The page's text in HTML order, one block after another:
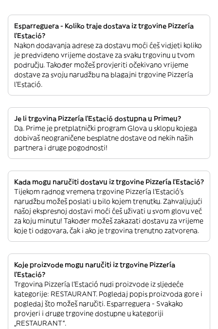
Esparreguera - Koliko traje dostava iz trgovine Pizzería
l’Estació?
Nakon dodavanja adrese za dostavu moći ćeš vidjeti koliko
je predviđeno vrijeme dostave za svaku trgovinu u tvom
području. Također možeš provjeriti očekivano vrijeme
dostave za svoju narudžbu na blagajni trgovine Pizzería
l’Estació.
Je li trgovina Pizzería l’Estació dostupna u Primeu?
Da. Prime je pretplatnički program Glova u sklopu kojega
dobivaš neograničene besplatne dostave od nekih naših
partnera i druge pogodnosti!
Kada mogu naručiti dostavu iz trgovine Pizzería l’Estació?
Tijekom radnog vremena trgovine Pizzería l’Estació’s
narudžbu možeš poslati u bilo kojem trenutku. Zahvaljujući
našoj ekspresnoj dostavi moći ćeš uživati u svom glovu već
za koju minutu! Također možeš zakazati dostavu za vrijeme
koje ti odgovara, čak i ako je trgovina trenutno zatvorena.
Koje proizvode mogu naručiti iz trgovine Pizzería
l’Estació?
Trgovina Pizzería l’Estació nudi proizvode iz sljedeće
kategorije: RESTAURANT. Pogledaj popis proizvoda gore i
pogledaj što možeš naručiti. Esparreguera - Svakako
provjeri i druge trgovine dostupne u kategoriji
„RESTAURANT“.